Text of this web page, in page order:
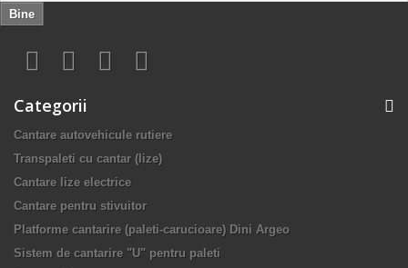
Bine
Categorii
Cantare autovehicule rutiere
Transpaleti cu cantar (lize)
Cantare lize electrice
Cantare pentru stivuitor
Platforme cantarire (paleti-carucioare) Dini Argeo
Sistem de cantarire "U" pentru paleti